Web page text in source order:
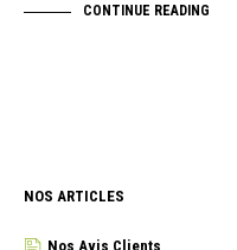
CONTINUE READING
NOS ARTICLES
Nos Avis Clients